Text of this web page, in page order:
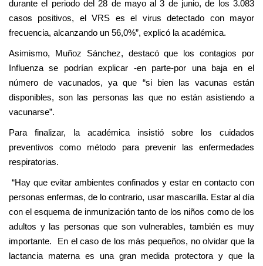
durante el periodo del 28 de mayo al 3 de junio, de los 3.083
casos positivos, el VRS es el virus detectado con mayor
frecuencia, alcanzando un 56,0%”, explicó la académica.
Asimismo, Muñoz Sánchez, destacó que los contagios por
Influenza se podrían explicar -en parte-por una baja en el
número de vacunados, ya que “si bien las vacunas están
disponibles, son las personas las que no están asistiendo a
vacunarse”.
Para finalizar, la académica insistió sobre los cuidados
preventivos como método para prevenir las enfermedades
respiratorias.
“Hay que evitar ambientes confinados y estar en contacto con
personas enfermas, de lo contrario, usar mascarilla. Estar al día
con el esquema de inmunización tanto de los niños como de los
adultos y las personas que son vulnerables, también es muy
importante. En el caso de los más pequeños, no olvidar que la
lactancia materna es una gran medida protectora y que la